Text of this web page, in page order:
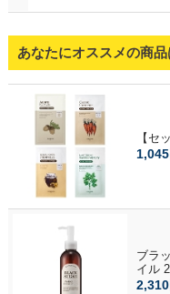
あなたにオススメの商
【セ
ブラ
イル
2,310